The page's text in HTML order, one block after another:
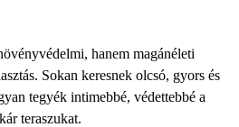
hanem magánéleti
Sokan keresnek olcsó, gyors és
tegyék intimebbé, védettebbé a
teraszukat.